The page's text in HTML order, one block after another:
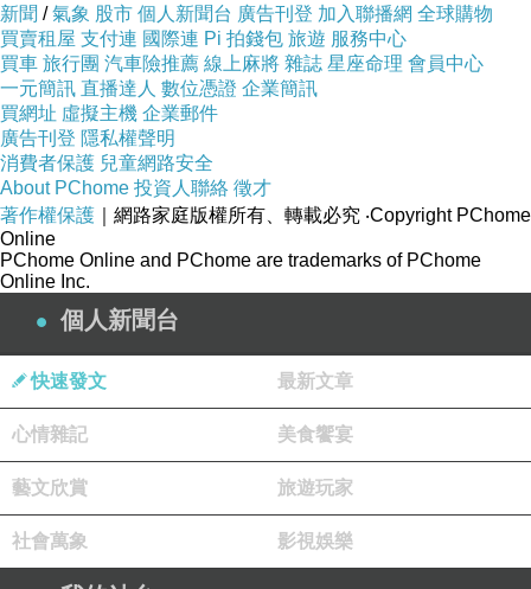
《全民餐廳》大玩復古酒吧風
體驗美式風情
好一段時間未開放新主題的經營策略遊戲《全民
餐廳》，終於將在6/30更新後開放西洋復古酒吧
主題，美劇中斜掛霓虹看板的復古酒吧、牛仔和
金髮美女聚在一塊射飛鏢、喝啤酒，撞球桌旁還
有復古吉他擺飾......現在通通可以搬到自己的餐
廳！
懷舊酒吧
依照慣例，配合新主題上線，官方這次也推出2
新聞 /氣象 股市 個人新聞台 廣告刊登 加入聯播網 全球購物
買賣租屋 支付連 國際連 Pi 拍錢包 旅遊 服務中心
買車 旅行團 汽車險推薦 線上麻將 雜誌 星座命理 會員中心
一元簡訊 直播達人 數位憑證 企業簡訊
買網址 虛擬主機 企業郵件
廣告刊登 隱私權聲明
消費者保護 兒童網路安全
About PChome 投資人聯絡 徵才
著作權保護 ｜網路家庭版權所有、轉載必究 ‧Copyright PChome
Online
PChome Online and PChome are trademarks of PChome
Online Inc.
個人新聞台
快速發文 最新文章
心情雜記 美食饗宴
藝文欣賞 旅遊玩家
社會萬象 影視娛樂